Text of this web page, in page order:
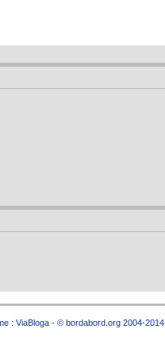
: ViaBloga - © bordabord.org 2004-2014